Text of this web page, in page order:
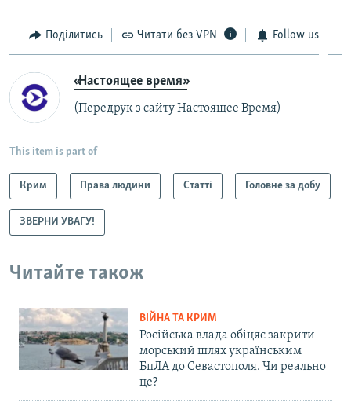
Поділитись Читати без VPN Follow us
«Настоящее время»
(Передрук з сайту Настоящее Время)
This item is part of
Крим Права людини Статті Головне за добу
ЗВЕРНИ УВАГУ!
Читайте також
ВІЙНА ТА КРИМ
Російська влада обіцяє закрити
морський шлях українським
БпЛА до Севастополя. Чи реально
це?